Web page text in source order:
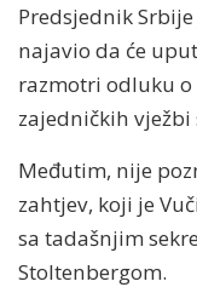
Predsjednik
najavio da će
razmotri odluku
zajedničkih vježbi
Međutim, nije
zahtjev, koji je
sa tadašnjim
Stoltenbergom.